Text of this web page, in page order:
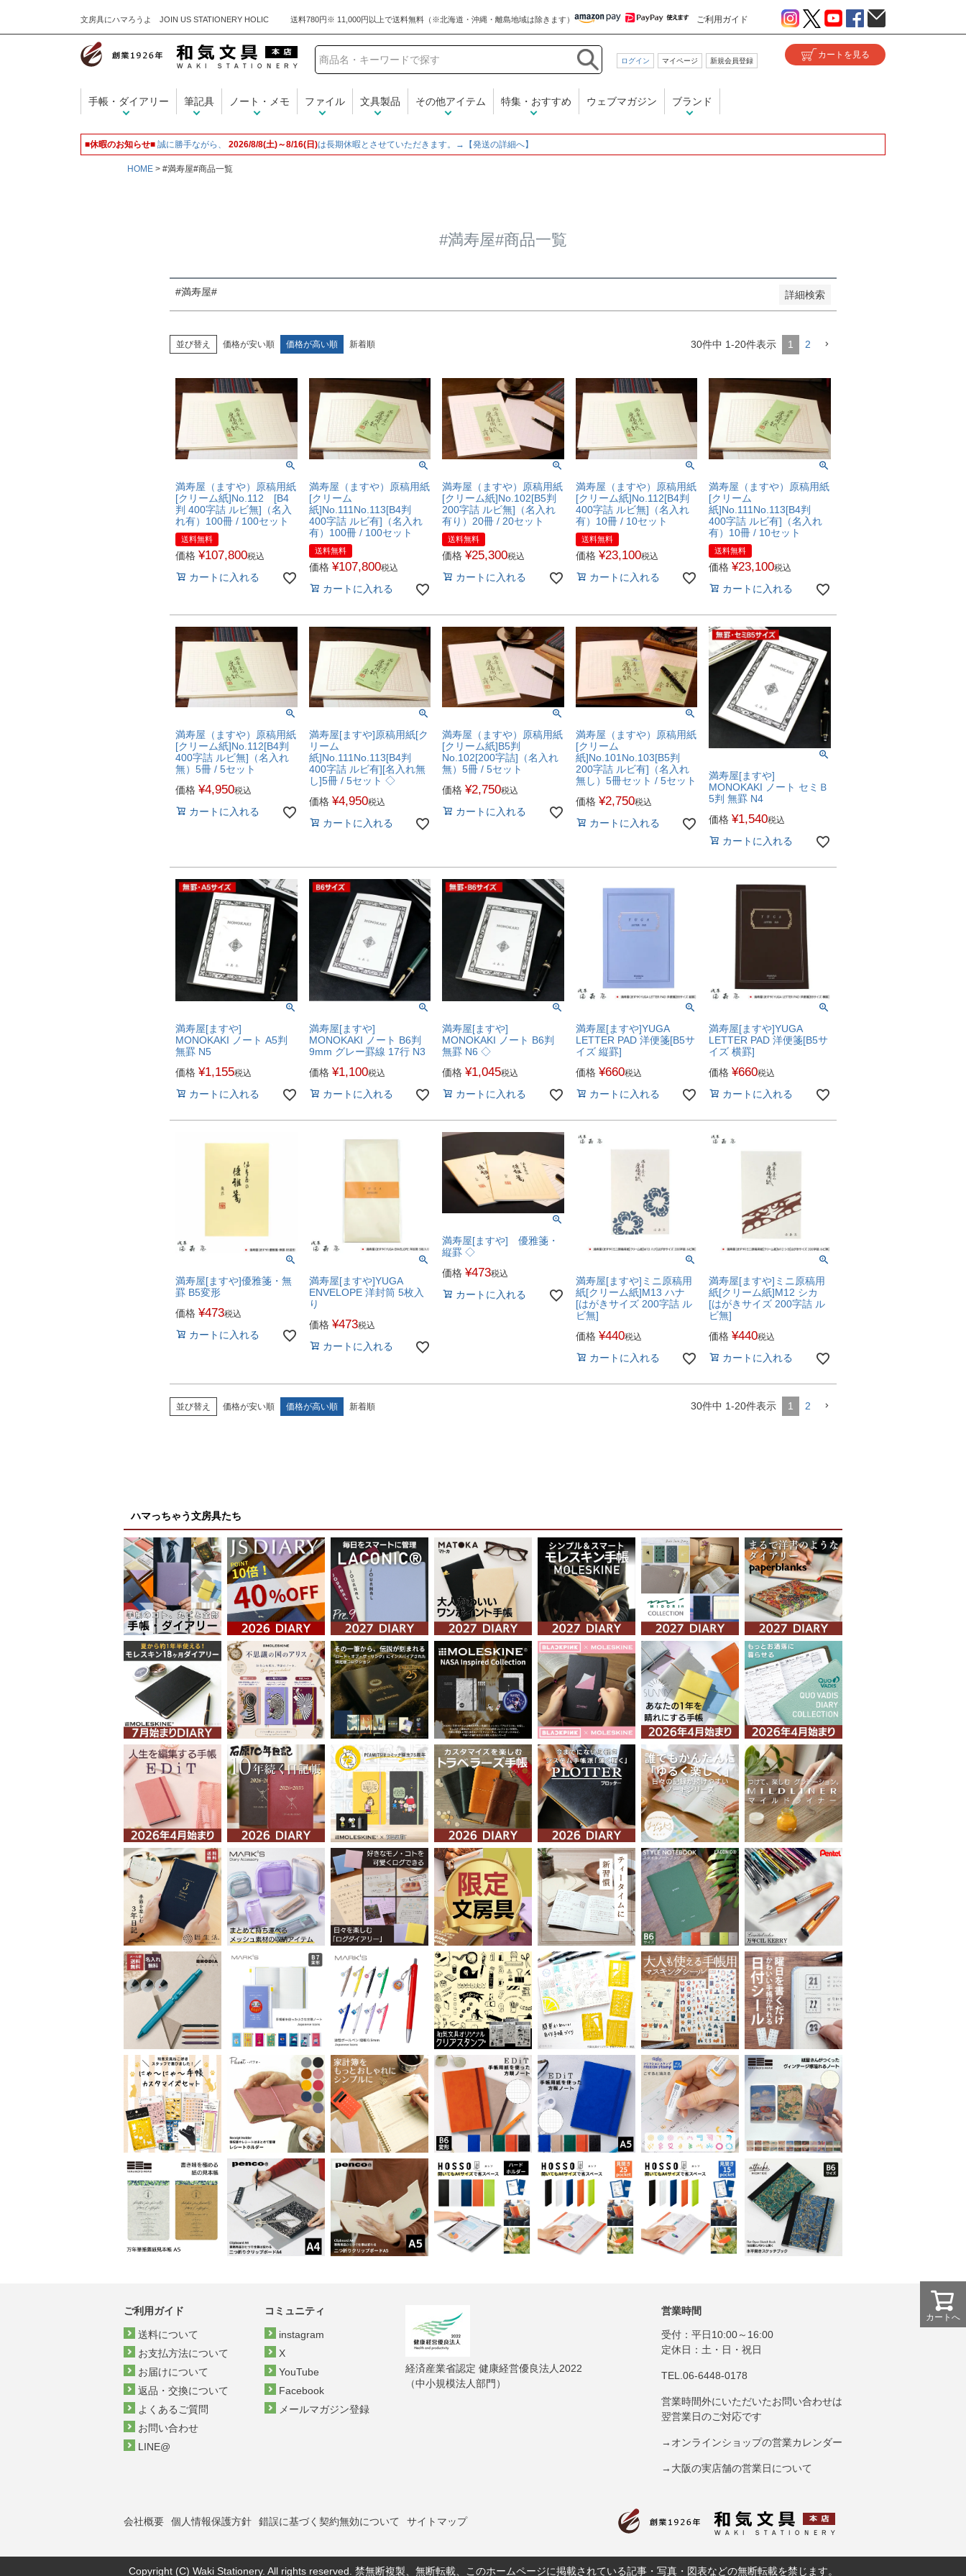
文房具にハマろうよ JOIN US STATIONERY HOLIC ご利用ガイド
和気文具
ログイン マイページ 新規会員登録
手帳・ダイアリー 筆記具 ノート・メモ ファイル 文具製品 その他アイテム 特集・おすすめ ウェブマガジン ブランド
■休暇のお知らせ■ 誠に勝手ながら、 2026/8/8(土)～8/16(日)は長期休暇とさせていただきます。→【発送の詳細へ】
HOME #満寿屋#商品一覧
#満寿屋#商品一覧
#満寿屋# 詳細検索
キーワード
～
商品タグ
商品番号/JANコード
並び替え 価格が安い順 価格が高い順 新着順 30件中 1-20件表示 1 2
満寿屋（ますや）原稿用紙
[クリーム紙]No.112 [B4
判 400字詰 ルビ無]（名入
れ有）100冊 / 100セット
送料無料
価格 ¥107,800税込
カートに入れる
満寿屋（ますや）原稿用紙
[クリーム
紙]No.111No.113[B4判
400字詰 ルビ有]（名入れ
有）100冊 / 100セット
送料無料
価格 ¥107,800税込
カートに入れる
満寿屋（ますや）原稿用紙
[クリーム紙]No.102[B5判
200字詰 ルビ無]（名入れ
有り）20冊 / 20セット
送料無料
価格 ¥25,300税込
カートに入れる
満寿屋（ますや）原稿用紙
[クリーム紙]No.112[B4判
400字詰 ルビ無]（名入れ
有）10冊 / 10セット
送料無料
価格 ¥23,100税込
カートに入れる
満寿屋（ますや）原稿用紙
[クリーム
紙]No.111No.113[B4判
400字詰 ルビ有]（名入れ
有）10冊 / 10セット
送料無料
価格 ¥23,100税込
カートに入れる
満寿屋（ますや）原稿用紙
[クリーム紙]No.112[B4判
400字詰 ルビ無]（名入れ
無）5冊 / 5セット
価格 ¥4,950税込
カートに入れる
満寿屋[ますや]原稿用紙[ク
リーム
紙]No.111No.113[B4判
400字詰 ルビ有][名入れ無
し]5冊 / 5セット ◇
価格 ¥4,950税込
カートに入れる
満寿屋（ますや）原稿用紙
[クリーム紙]B5判
No.102[200字詰]（名入れ
無）5冊 / 5セット
価格 ¥2,750税込
カートに入れる
満寿屋（ますや）原稿用紙
[クリーム
紙]No.101No.103[B5判
200字詰 ルビ有]（名入れ
無し）5冊セット / 5セット
価格 ¥2,750税込
カートに入れる
満寿屋[ますや]
MONOKAKI ノート セミＢ
5判 無罫 N4
価格 ¥1,540税込
カートに入れる
満寿屋[ますや]
MONOKAKI ノート A5判
無罫 N5
価格 ¥1,155税込
カートに入れる
満寿屋[ますや]
MONOKAKI ノート B6判
9mm グレー罫線 17行 N3
価格 ¥1,100税込
カートに入れる
満寿屋[ますや]
MONOKAKI ノート B6判
無罫 N6 ◇
価格 ¥1,045税込
カートに入れる
満寿屋[ますや]YUGA
LETTER PAD 洋便箋[B5サ
イズ 縦罫]
価格 ¥660税込
カートに入れる
満寿屋[ますや]YUGA
LETTER PAD 洋便箋[B5サ
イズ 横罫]
価格 ¥660税込
カートに入れる
満寿屋[ますや]優雅箋・無
罫 B5変形
価格 ¥473税込
カートに入れる
満寿屋[ますや]YUGA
ENVELOPE 洋封筒 5枚入
り
価格 ¥473税込
カートに入れる
満寿屋[ますや] 優雅箋・
縦罫 ◇
価格 ¥473税込
カートに入れる
満寿屋[ますや]ミニ原稿用
紙[クリーム紙]M13 ハナ
[はがきサイズ 200字詰 ル
ビ無]
価格 ¥440税込
カートに入れる
満寿屋[ますや]ミニ原稿用
紙[クリーム紙]M12 シカ
[はがきサイズ 200字詰 ル
ビ無]
価格 ¥440税込
カートに入れる
並び替え 価格が安い順 価格が高い順 新着順 30件中 1-20件表示 1 2
カートへ
ハマっちゃう文房具たち
ご利用ガイド
送料について
お支払方法について
お届けについて
返品・交換について
よくあるご質問
お問い合わせ
LINE@
コミュニティ
instagram
X
YouTube
Facebook
メールマガジン登録
経済産業省認定 健康経営優良法人2022
（中小規模法人部門）
営業時間
受付：平日10:00～16:00
定休日：土・日・祝日
TEL.06-6448-0178
営業時間外にいただいたお問い合わせは
翌営業日のご対応です
→オンラインショップの営業カレンダー
→大阪の実店舗の営業日について
会社概要 個人情報保護方針 錯誤に基づく契約無効について サイトマップ
Copyright (C) Waki Stationery. All rights reserved. 禁無断複製、無断転載、このホームページに掲載されている記事・写真・図表などの無断転載を禁じます。